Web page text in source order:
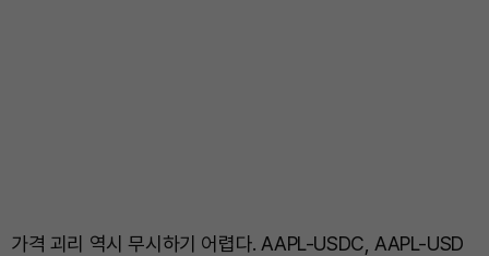
가격 괴리 역시 무시하기 어렵다. AAPL-USDC, AAPL-USD